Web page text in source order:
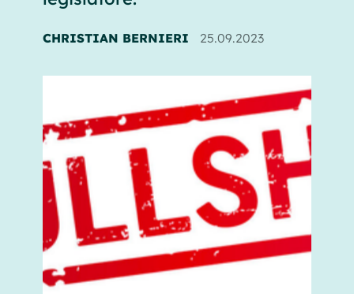
CHRISTIAN BERNIERI 25.09.2023